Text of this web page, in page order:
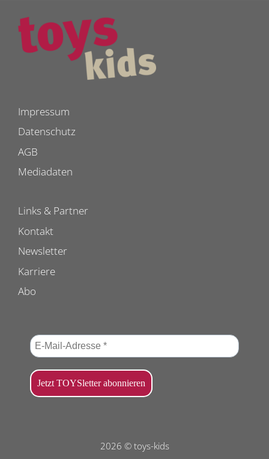
Impressum
Datenschutz
AGB
Mediadaten
Links & Partner
Kontakt
Newsletter
Karriere
Abo
2026 © toys-kids